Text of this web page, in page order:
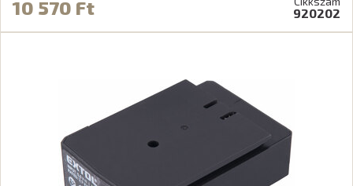
10 570 Ft 920202